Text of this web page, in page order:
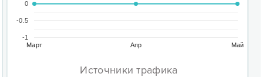
Март Апр Май
-1
-0.5
0
Источники трафика